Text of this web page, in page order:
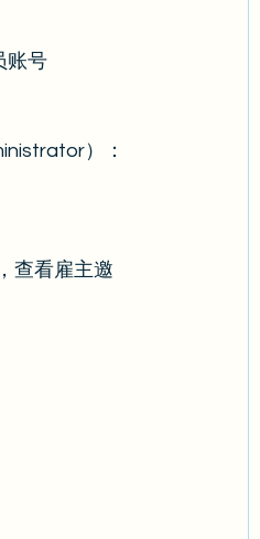
账号
）：
，查看雇主邀